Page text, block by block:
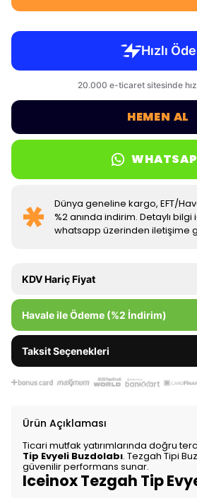
HEMEN AL
Dünya geneline kargo, EFT/
%2 anında indirim. Detaylı
whatsapp üzerinden iletişime
KDV Hariç Fiyat
Havale ile Ödeme (%2 İndirim)
Taksit Seçenekleri
Ürün Açıklaması
Ticari mutfak yatırımlarında doğru
Tip Evyeli Buzdolabı. Tezgah Tipi
güvenilir performans sunar.
Iceinox Tezgah Tip